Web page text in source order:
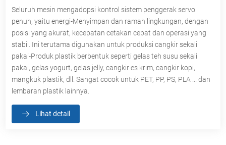
Seluruh mesin mengadopsi kontrol sistem penggerak servo
penuh, yaitu energi-Menyimpan dan ramah lingkungan, dengan
posisi yang akurat, kecepatan cetakan cepat dan operasi yang
stabil. Ini terutama digunakan untuk produksi cangkir sekali
pakai-Produk plastik berbentuk seperti gelas teh susu sekali
pakai, gelas yogurt, gelas jelly, cangkir es krim, cangkir kopi,
mangkuk plastik, dll. Sangat cocok untuk PET, PP, PS, PLA ... dan
lembaran plastik lainnya.
Lihat detail